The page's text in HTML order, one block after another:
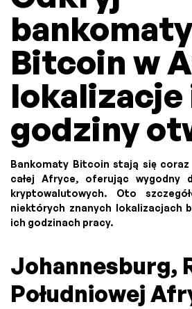
bankomaty
Bitcoin w
lokalizacje
godziny
Bankomaty Bitcoin stają się
całej Afryce, oferując wygodny
kryptowalutowych. Oto
niektórych znanych lokalizacjach
ich godzinach pracy.
Johannesburg,
Południowej